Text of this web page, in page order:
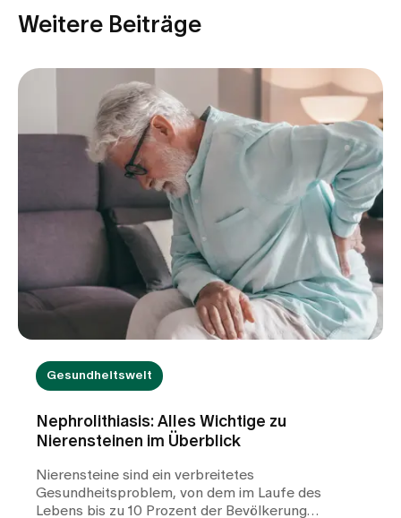
Weitere Beiträge
Gesundheitswelt
Nephrolithiasis: Alles Wichtige zu
Nierensteinen im Überblick
Nierensteine sind ein verbreitetes
Gesundheitsproblem, von dem im Laufe des
Lebens bis zu 10 Prozent der Bevölkerung